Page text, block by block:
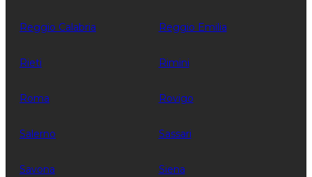
Reggio Calabria Reggio Emilia
Rieti Rimini
Roma Rovigo
Salerno Sassari
Savona Siena